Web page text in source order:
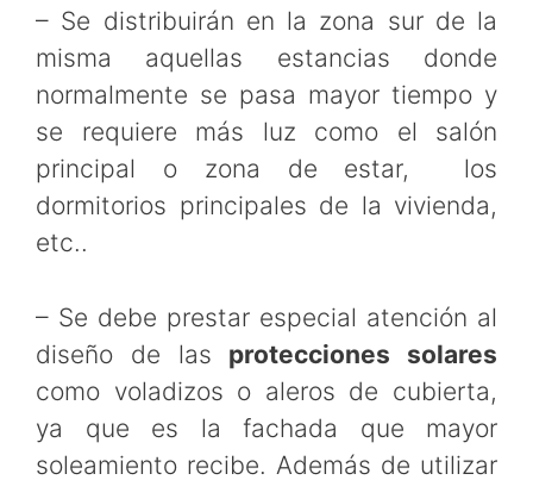
– Se distribuirán en la zona sur de la
misma aquellas estancias donde
normalmente se pasa mayor tiempo y
se requiere más luz como el salón
principal o zona de estar, los
dormitorios principales de la vivienda,
etc..
– Se debe prestar especial atención al
diseño de las protecciones solares
como voladizos o aleros de cubierta,
ya que es la fachada que mayor
soleamiento recibe. Además de utilizar